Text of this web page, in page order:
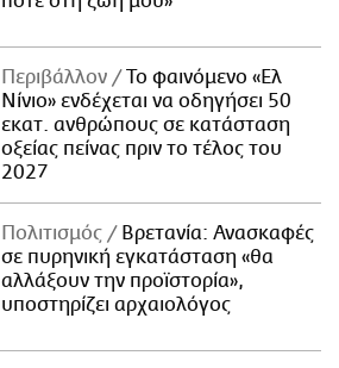
Περιβάλλον
Το φαινόμενο «Ελ
Νίνιο» ενδέχεται να οδηγήσει 50
εκατ. ανθρώπους σε κατάσταση
οξείας πείνας πριν το τέλος του
2027
Πολιτισμός
Βρετανία: Ανασκαφές
σε πυρηνική εγκατάσταση «θα
αλλάξουν την προϊστορία»,
υποστηρίζει αρχαιολόγος